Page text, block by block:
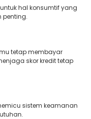
hal konsumtif yang
penting.
tetap membayar
skor kredit tetap
sistem keamanan